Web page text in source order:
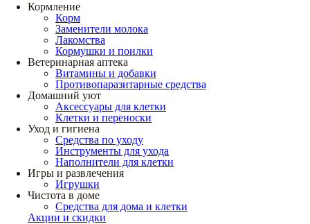
Кормление
Корм
Заменители молока
Лакомства
Кормушки и поилки
Ветеринарная аптека
Витамины и добавки
Противопаразитарные средства
Домашний уют
Аксессуары для клетки
Клетки и переноски
Уход и гигиена
Средства по уходу
Инструменты для ухода
Наполнители для клетки
Игры и развлечения
Игрушки
Чистота в доме
Средства для дома и клетки
Акции и скидки